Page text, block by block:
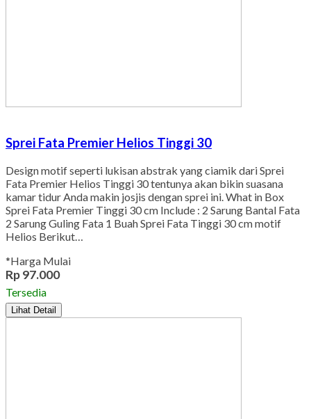
Sprei Fata Premier Helios Tinggi 30
Design motif seperti lukisan abstrak yang ciamik dari Sprei
Fata Premier Helios Tinggi 30 tentunya akan bikin suasana
kamar tidur Anda makin josjis dengan sprei ini. What in Box
Sprei Fata Premier Tinggi 30 cm Include : 2 Sarung Bantal Fata
2 Sarung Guling Fata 1 Buah Sprei Fata Tinggi 30 cm motif
Helios Berikut…
*Harga Mulai
Rp 97.000
Tersedia
Lihat Detail